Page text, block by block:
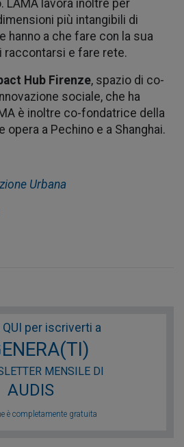
LAMA lavora inoltre per
più intangibili di
hanno a che fare con la sua
raccontarsi e fare rete.
Hub Firenze, spazio di co-
sociale, che ha
è inoltre co-fondatrice della
a Pechino e a Shanghai.
Urbana
QUI per iscriverti a
MENSILE DI
AUDIS
è completamente gratuita